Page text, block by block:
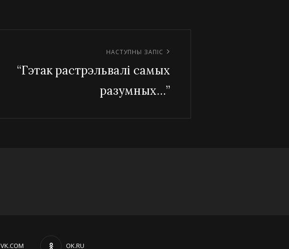
НАСТУПНЫ ЗАПІС
“Гэтак растрэльвалі самых
разумных…”
VK.COM OK.RU